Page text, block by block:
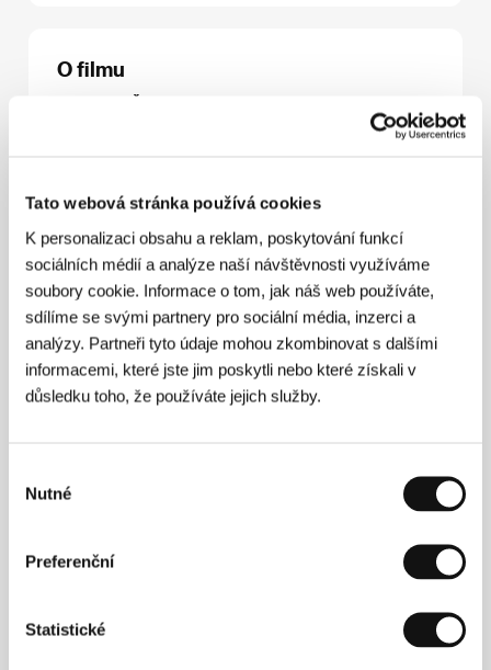
Tato webová stránka používá cookies
K personalizaci obsahu a reklam, poskytování funkcí
sociálních médií a analýze naší návštěvnosti využíváme
soubory cookie. Informace o tom, jak náš web používáte,
sdílíme se svými partnery pro sociální média, inzerci a
analýzy. Partneři tyto údaje mohou zkombinovat s dalšími
informacemi, které jste jim poskytli nebo které získali v
důsledku toho, že používáte jejich služby.
souhlasu
Nutné
Preferenční
Statistické
O filmu
Marie-José Sanselme,
/ ProducentMichel Propper/ Výroba
Productions, Agav, Arte France Cinéma
/ Hrají
Andrei Kashkar, Elena Yaralova, Yussef Abu Warda,
Moni Moshonov, Juliano Merr, Menachem Lang
Režie
1975 architekturu na Technologickém institutu a zde